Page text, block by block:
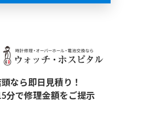
なら即日見積り！
分で修理金額をご提示